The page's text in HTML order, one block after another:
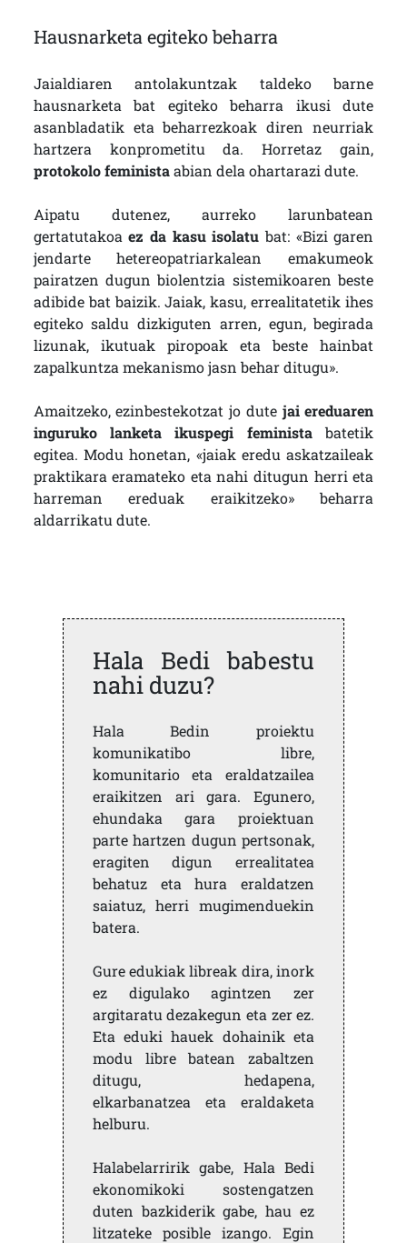
Hausnarketa egiteko beharra
Jaialdiaren antolakuntzak taldeko barne
hausnarketa bat egiteko beharra ikusi dute
asanbladatik eta beharrezkoak diren neurriak
hartzera konprometitu da. Horretaz gain,
protokolo feministaabian dela ohartarazi dute.
Aipatu dutenez, aurreko larunbatean
gertatutakoaez da kasu isolatu bat: «Bizi garen
jendarte hetereopatriarkalean emakumeok
pairatzen dugun biolentzia sistemikoaren beste
adibide bat baizik. Jaiak, kasu, errealitatetik ihes
egiteko saldu dizkiguten arren, egun, begirada
lizunak, ikutuak piropoak eta beste hainbat
zapalkuntza mekanismo jasn behar ditugu».
Amaitzeko, ezinbestekotzat jo dutejai ereduaren
inguruko lanketa ikuspegi feministabatetik
egitea. Modu honetan, «jaiak eredu askatzaileak
praktikara eramateko eta nahi ditugun herri eta
harreman ereduak eraikitzeko» beharra
aldarrikatu dute.
Hala Bedi babestu
nahi duzu?
Hala Bedin proiektu
komunikatibo libre,
komunitario eta eraldatzailea
eraikitzen ari gara. Egunero,
ehundaka gara proiektuan
parte hartzen dugun pertsonak,
eragiten digun errealitatea
behatuz eta hura eraldatzen
saiatuz, herri mugimenduekin
batera.
Gure edukiak libreak dira, inork
ez digulako agintzen zer
argitaratu dezakegun eta zer ez.
Eta eduki hauek dohainik eta
modu libre batean zabaltzen
ditugu, hedapena,
elkarbanatzea eta eraldaketa
helburu.
Halabelarririk gabe, Hala Bedi
ekonomikoki sostengatzen
duten bazkiderik gabe, hau ez
litzateke posible izango. Egin